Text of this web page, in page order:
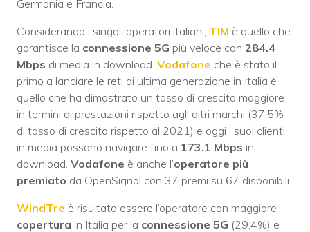
Germania e Francia.
Considerando i singoli operatori italiani, TIM è quello che
garantisce la connessione 5G più veloce con 284.4
Mbps di media in download. Vodafone che è stato il
primo a lanciare le reti di ultima generazione in Italia è
quello che ha dimostrato un tasso di crescita maggiore
in termini di prestazioni rispetto agli altri marchi (37,5%
di tasso di crescita rispetto al 2021) e oggi i suoi clienti
in media possono navigare fino a 173.1 Mbps in
download. Vodafone è anche l’operatore più
premiato da OpenSignal con 37 premi su 67 disponibili.
WindTre è risultato essere l’operatore con maggiore
copertura in Italia per la connessione 5G (29,4%) e